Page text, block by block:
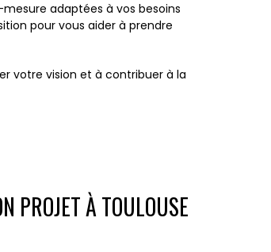
adaptées à vos besoins
pour vous aider à prendre
votre vision et à contribuer à la
PROJET À TOULOUSE